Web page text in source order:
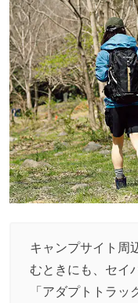
キャンプサイト周
むときにも、セイ
「アダプトトラ